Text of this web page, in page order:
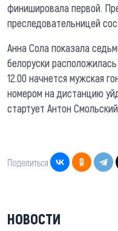
финишировала первой.
преследовательницей
Анна Сола показала
белоруски
12.00 начнется мужская
номером на дистанцию
стартует Антон Смольский
Поделиться:
НОВОСТИ